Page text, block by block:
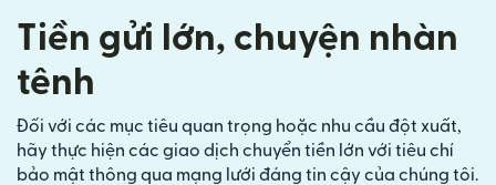
Tiền gửi lớn, chuyện nhàn
tênh
Đối với các mục tiêu quan trọng hoặc nhu cầu đột xuất,
hãy thực hiện các giao dịch chuyển tiền lớn với tiêu chí
bảo mật thông qua mạng lưới đáng tin cậy của chúng tôi.